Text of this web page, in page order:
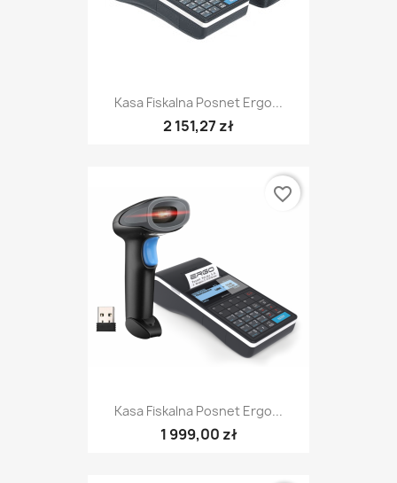
Kasa Fiskalna Posnet Ergo...
2 151,27 zł
Kasa Fiskalna Posnet Ergo...
1 999,00 zł
favorite_border